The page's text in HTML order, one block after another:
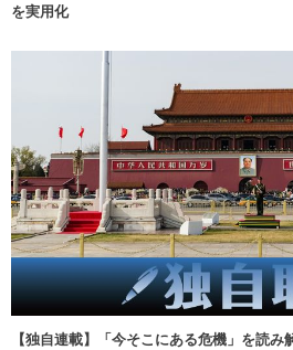
を実用化
【独自連載】「今そこにある危機」を読